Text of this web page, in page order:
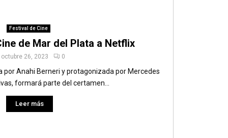
Festival de Cine
de Mar del Plata a Netflix
octubre 26, 2023 0
por Anahi Berneri y protagonizada por Mercedes
formará parte del certamen...
Leer más